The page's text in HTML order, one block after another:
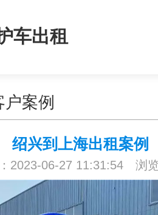
车出租
案例
绍兴到上海出租案例
2023-06-27 11:31:54 浏